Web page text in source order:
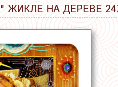
ЖИКЛЕ НА ДЕРЕВЕ